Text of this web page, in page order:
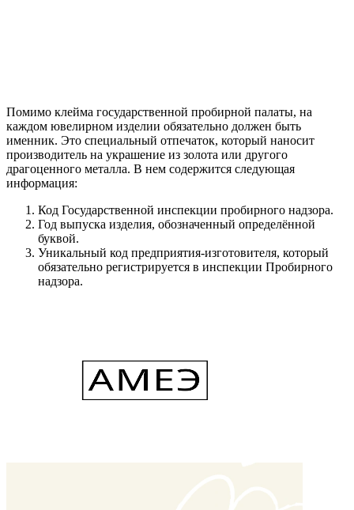
Помимо клейма государственной пробирной палаты, на
каждом ювелирном изделии обязательно должен быть
именник. Это специальный отпечаток, который наносит
производитель на украшение из золота или другого
драгоценного металла. В нем содержится следующая
информация:
Код Государственной инспекции пробирного надзора.
Год выпуска изделия, обозначенный определённой
буквой.
Уникальный код предприятия-изготовителя, который
обязательно регистрируется в инспекции Пробирного
надзора.